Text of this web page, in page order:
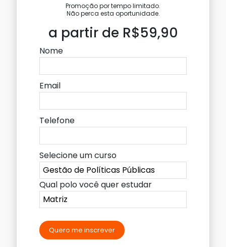
Promoção por tempo limitado.
Não perca esta oportunidade.
a partir de R$59,90
Nome
Email
Telefone
Selecione um curso
Qual polo você quer estudar
Quero me inscrever